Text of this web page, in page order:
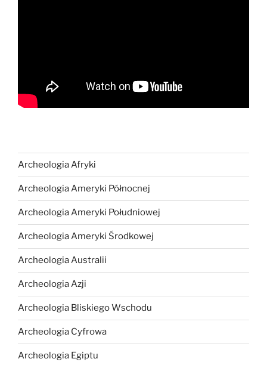
Archeologia Afryki
Archeologia Ameryki Północnej
Archeologia Ameryki Południowej
Archeologia Ameryki Środkowej
Archeologia Australii
Archeologia Azji
Archeologia Bliskiego Wschodu
Archeologia Cyfrowa
Archeologia Egiptu